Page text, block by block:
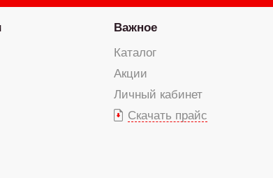
Важное
Каталог
Акции
Личный кабинет
Скачать прайс